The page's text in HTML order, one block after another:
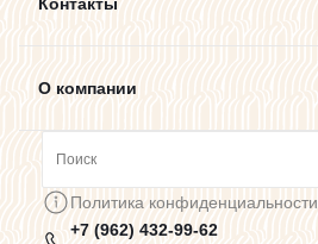
О компании
Политика конфиденциальности
+7 (962) 432-99-62